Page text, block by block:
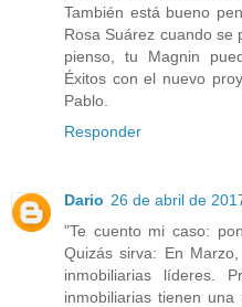
También está bueno
Rosa Suárez cuando se
pienso, tu Magnin
Éxitos con el nuevo
Pablo.
Responder
Dario 26 de abril de
"Te cuento mi caso:
Quizás sirva: En
inmobiliarias líderes.
inmobiliarias tienen una